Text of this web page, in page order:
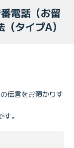
電話（お留
タイプA）
伝言をお預かりす
。